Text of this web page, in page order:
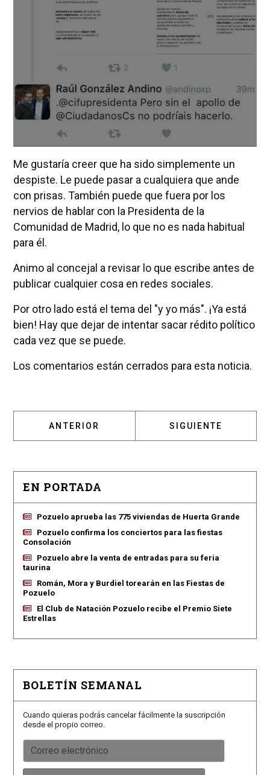
Me gustaría creer que ha sido simplemente un
despiste. Le puede pasar a cualquiera que ande
con prisas. También puede que fuera por los
nervios de hablar con la Presidenta de la
Comunidad de Madrid, lo que no es nada habitual
para él.
Animo al concejal a revisar lo que escribe antes de
publicar cualquier cosa en redes sociales.
Por otro lado está el tema del "y yo más". ¡Ya está
bien! Hay que dejar de intentar sacar rédito político
cada vez que se puede.
Los comentarios están cerrados para esta noticia.
ARTÍCULO ANTERIOR: RAÚL GONZÁLEZ
ANTERIOR ARTÍCULO
SIGUIENTE
EN PORTADA
Pozuelo aprueba las 775 viviendas de Huerta Grande
Pozuelo confirma los conciertos para las fiestas
Consolación
Pozuelo abre la venta de entradas para su feria
taurina
Román, Mora y Burdiel torearán en las Fiestas de
Pozuelo
El Club de Natación Pozuelo recibe el Premio Siete
Estrellas
BOLETÍN SEMANAL
Cuando quieras podrás cancelar fácilmente la suscripción
desde el propio correo.